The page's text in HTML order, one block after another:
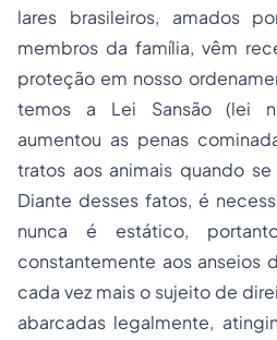
lares brasileiros, amados
membros da família, vêm
proteção em nosso
temos a Lei Sansão (lei
aumentou as penas
tratos aos animais quando
Diante desses fatos, é
nunca é estático,
constantemente aos anseios
cada vez mais o sujeito de
abarcadas legalmente,